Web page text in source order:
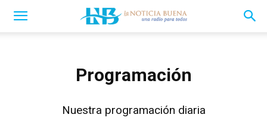
Programación
Nuestra programación diaria